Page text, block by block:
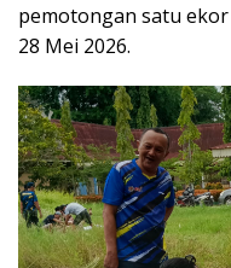
pemotongan satu
28 Mei 2026.